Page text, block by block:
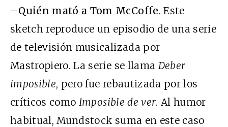
–Quién mató a Tom McCoffe. Este
sketch reproduce un episodio de una serie
de televisión musicalizada por
Mastropiero. La serie se llama Deber
imposible, pero fue rebautizada por los
críticos como Imposible de ver. Al humor
habitual, Mundstock suma en este caso